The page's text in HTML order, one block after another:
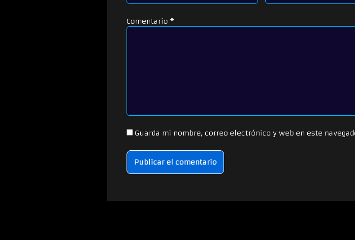
Comentario *
Guarda mi nombre, correo electrónico y web en este